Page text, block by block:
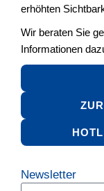
erhöhten
Wir beraten Sie
Informationen
Newsletter